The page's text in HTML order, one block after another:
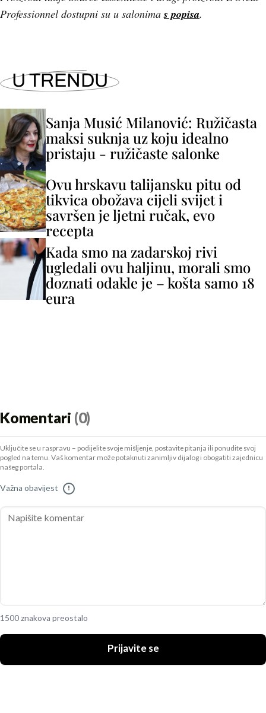
Professionnel dostupni su u salonimas popisa.
U TRENDU
Sanja Musić Milanović: Ružičasta
maksi suknja uz koju idealno
pristaju - ružičaste salonke
Ovu hrskavu talijansku pitu od
tikvica obožava cijeli svijet i
savršen je ljetni ručak, evo
recepta
Kada smo na zadarskoj rivi
ugledali ovu haljinu, morali smo
doznati odakle je – košta samo 18
eura
Komentari (0)
Uključite se u raspravu – podijelite svoje mišljenje, postavite pitanja ili ponudite svoj
pogled na temu. Vaš komentar može potaknuti zanimljiv dijalog i obogatiti zajednicu
našeg portala.
Važna obavijest !
1500 znakova preostalo
Prijavite se